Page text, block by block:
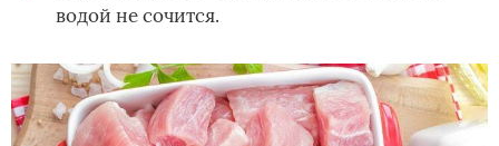
водой не сочится.